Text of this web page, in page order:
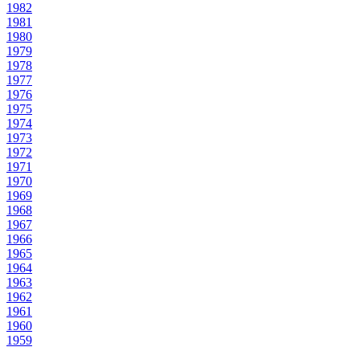
1982
1981
1980
1979
1978
1977
1976
1975
1974
1973
1972
1971
1970
1969
1968
1967
1966
1965
1964
1963
1962
1961
1960
1959